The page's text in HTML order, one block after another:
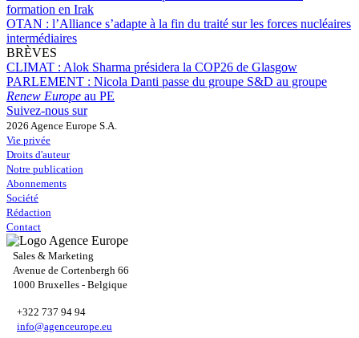
formation en Irak
OTAN : l’Alliance s’adapte à la fin du traité sur les forces nucléaires
intermédiaires
BRÈVES
CLIMAT : Alok Sharma présidera la COP26 de Glasgow
PARLEMENT : Nicola Danti passe du groupe S&D au groupe
Renew Europe au PE
Suivez-nous sur
2026 Agence Europe S.A.
Vie privée
Droits d'auteur
Notre publication
Abonnements
Société
Rédaction
Contact
Sales & Marketing
Avenue de Cortenbergh 66
1000 Bruxelles - Belgique
+322 737 94 94
info@agenceurope.eu